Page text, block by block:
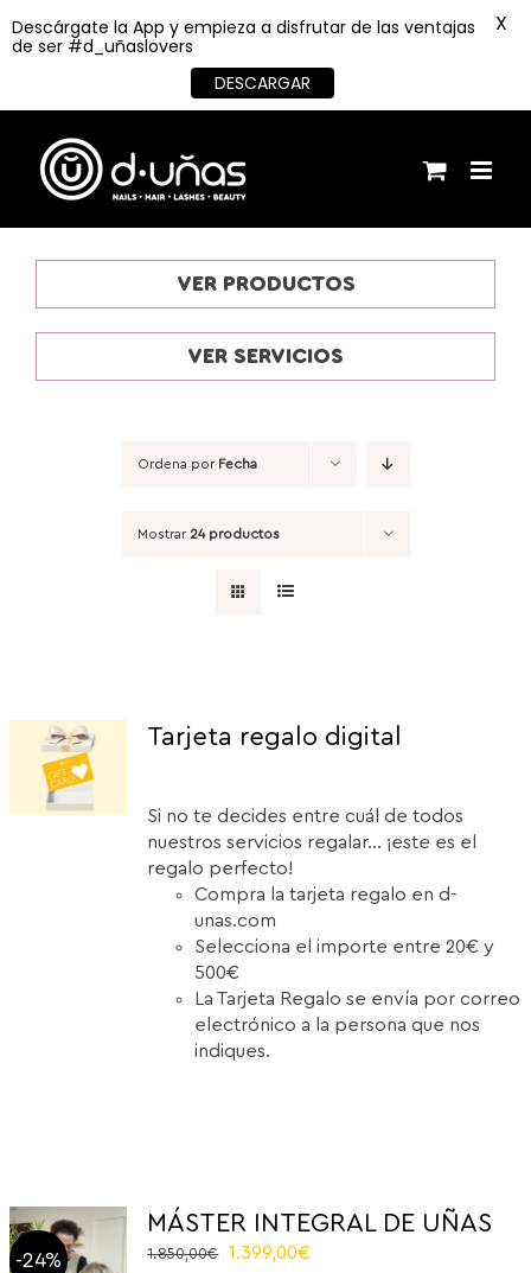
contenido
VER PRODUCTOS
VER SERVICIOS
Ordena por Fecha
Mostrar 24 productos
Tarjeta regalo digital
Si no te decides entre cuál de todos
nuestros servicios regalar... ¡este es el
regalo perfecto!
Compra la tarjeta regalo en d-
unas.com
Selecciona el importe entre 20€ y
500€
La Tarjeta Regalo se envía por correo
electrónico a la persona que nos
indiques.
-24%
MÁSTER INTEGRAL DE UÑAS
1.850,00€
El
1.399,00€
Descárgate la App y empieza a disfrutar de las ventajas
de ser #d_uñaslovers
DESCARGAR
X